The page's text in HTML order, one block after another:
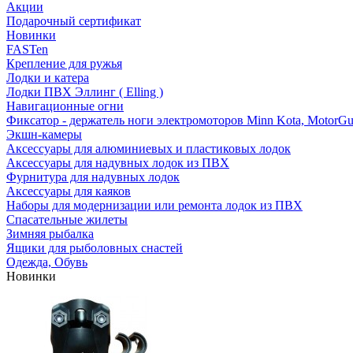
Акции
Подарочный сертификат
Новинки
FASTen
Крепление для ружья
Лодки и катера
Лодки ПВХ Эллинг ( Elling )
Навигационные огни
Фиксатор - держатель ноги электромоторов Minn Kota,
Экшн-камеры
Аксессуары для алюминиевых и пластиковых лодок
Аксессуары для надувных лодок из ПВХ
Фурнитура для надувных лодок
Аксессуары для каяков
Наборы для модернизации или ремонта лодок из ПВХ
Спасательные жилеты
Зимняя рыбалка
Ящики для рыболовных снастей
Одежда, Обувь
Новинки